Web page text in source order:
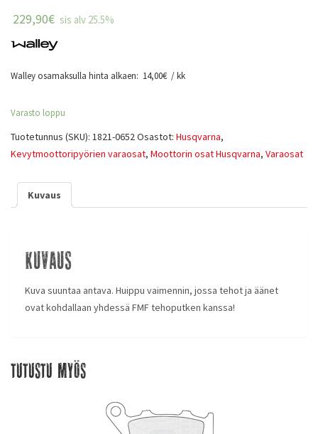
229,90€ sis alv 25.5%
Walley osamaksulla hinta alkaen: 14,00€ / kk
Varasto loppu
Tuotetunnus (SKU): 1821-0652Osastot: Husqvarna,
Kevytmoottoripyörien varaosat, Moottorin osat Husqvarna, Varaosat
Kuvaus
Kuvaus
Kuva suuntaa antava. Huippu vaimennin, jossa tehot ja äänet
ovat kohdallaan yhdessä FMF tehoputken kanssa!
Tutustu myös